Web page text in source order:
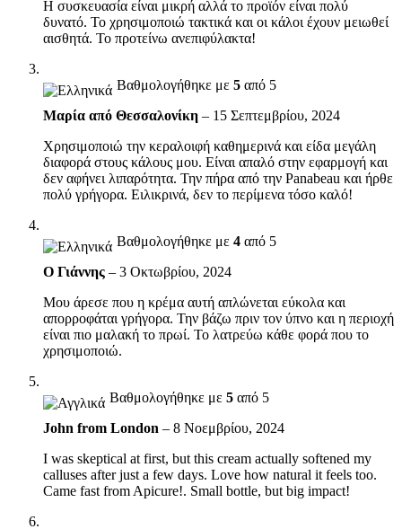
Η συσκευασία είναι μικρή αλλά το προϊόν είναι πολύ
δυνατό. Το χρησιμοποιώ τακτικά και οι κάλοι έχουν μειωθεί
αισθητά. Το προτείνω ανεπιφύλακτα!
Βαθμολογήθηκε με 5 από 5
Μαρία από Θεσσαλονίκη – 15 Σεπτεμβρίου, 2024
Χρησιμοποιώ την κεραλοιφή καθημερινά και είδα μεγάλη
διαφορά στους κάλους μου. Είναι απαλό στην εφαρμογή και
δεν αφήνει λιπαρότητα. Την πήρα από την Panabeau και ήρθε
πολύ γρήγορα. Ειλικρινά, δεν το περίμενα τόσο καλό!
Βαθμολογήθηκε με 4 από 5
Ο Γιάννης – 3 Οκτωβρίου, 2024
Μου άρεσε που η κρέμα αυτή απλώνεται εύκολα και
απορροφάται γρήγορα. Την βάζω πριν τον ύπνο και η περιοχή
είναι πιο μαλακή το πρωί. Το λατρεύω κάθε φορά που το
χρησιμοποιώ.
Βαθμολογήθηκε με 5 από 5
John from London – 8 Νοεμβρίου, 2024
I was skeptical at first, but this cream actually softened my
calluses after just a few days. Love how natural it feels too.
Came fast from Apicure!. Small bottle, but big impact!